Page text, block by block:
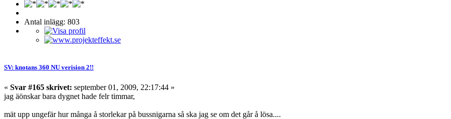
Antal inlägg: 803
SV: knotans 360 NU verision 2!!
« Svar #165 skrivet: september 01, 2009, 22:17:44 »
jag äönskar bara dygnet hade felr timmar,
mät upp ungefär hur många å storlekar på bussnigarna så ska jag se om det går å lösa....